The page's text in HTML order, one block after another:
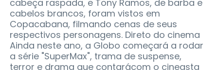
cabeça raspada, e Tony Ramos, de barba e
cabelos brancos, foram vistos em
Copacabana, filmando cenas de seus
respectivos personagens. Direto do cinema
Ainda neste ano, a Globo começará a rodar
a série "SuperMax", trama de suspense,
terror e drama que contarácom o cineasta